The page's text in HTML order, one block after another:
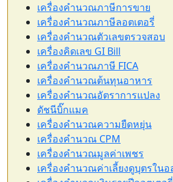
เครื่องคำนวณภาษีการขาย
เครื่องคำนวณภาษีลอตเตอรี่
เครื่องคำนวณตัวเลขตรวจสอบ
เครื่องคิดเลข GI Bill
เครื่องคำนวณภาษี FICA
เครื่องคำนวณต้นทุนอาหาร
เครื่องคำนวณอัตราการแปลง
ดัชนีบิ๊กแมค
เครื่องคำนวณความยืดหยุ่น
เครื่องคำนวณ CPM
เครื่องคำนวณมูลค่าเพชร
เครื่องคำนวณค่าเลี้ยงดูบุตรใน